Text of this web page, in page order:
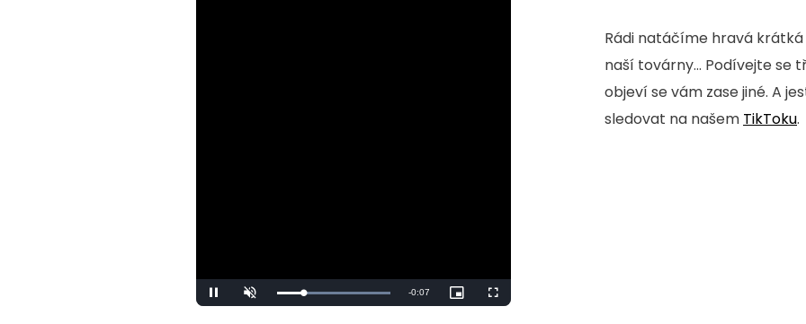
Unmute Loaded:
100.00%
Rádi natáčíme hravá krátká
naší továrny... Podívejte se
objeví se vám zase jiné. A
sledovat na našem TikToku.